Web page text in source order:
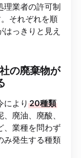
理業者の許可制
それぞれを順
っきりと見え
の廃棄物が
により 20種類
廃油、廃酸、
、業種を問わず
み発生する種類